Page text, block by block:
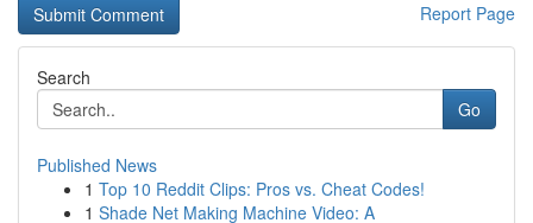
Report Page
Search
Go
Published News
1 Top 10 Reddit Clips: Pros vs. Cheat Codes!
1 Shade Net Making Machine Video: A